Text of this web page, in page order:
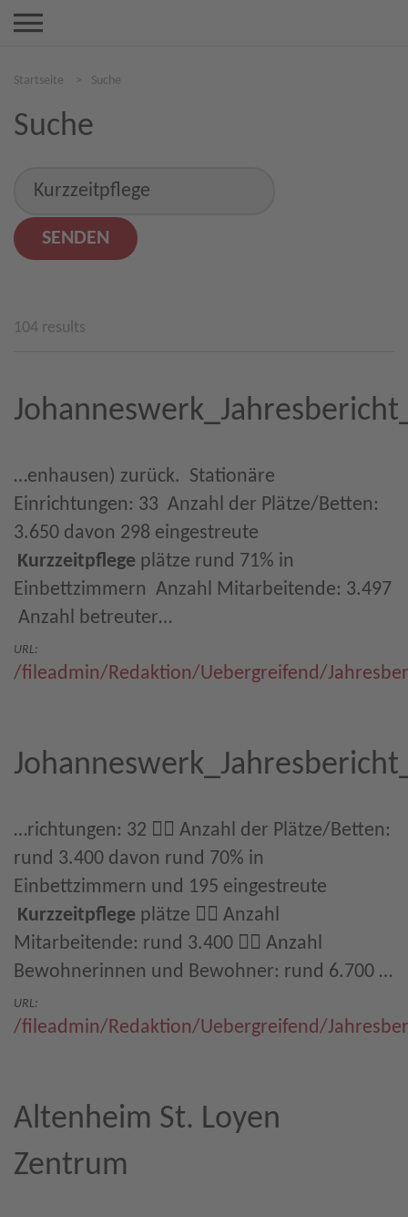
Startseite > Suche
Suche
104 results
…enhausen) zurück.  Stationäre
Einrichtungen: 33  Anzahl der Plätze/Betten:
3.650 davon 298 eingestreute
Kurzzeitpflege plätze rund 71% in
Einbettzimmern  Anzahl Mitarbeitende: 3.497
 Anzahl betreuter…
URL:
/fileadmin/Redaktion/Uebergreifend/
…richtungen: 32  Anzahl der Plätze/Betten:
rund 3.400 davon rund 70% in
Einbettzimmern und 195 eingestreute
Kurzzeitpflege plätze  Anzahl
Mitarbeitende: rund 3.400  Anzahl
Bewohnerinnen und Bewohner: rund 6.700 …
URL:
/fileadmin/Redaktion/Uebergreifend/
Altenheim St. Loyen
Zentrum